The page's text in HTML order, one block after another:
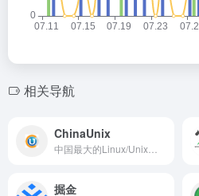
相关导航
ChinaUnix
掘金